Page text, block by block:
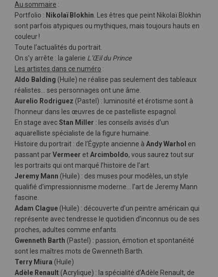
Au sommaire :
Portfolio : Nikolaï Blokhin . Les êtres que peint Nikolaï Blokhin
sont parfois atypiques ou mythiques, mais toujours hauts en
couleur !
Toute l'actualités du portrait.
On s’y arrête : la galerie L’Œil du Prince
Les artistes dans ce numéro :
Aldo Balding (Huile) ne réalise pas seulement des tableaux
réalistes… ses personnages ont une âme.
Aurelio Rodriguez (Pastel) : luminosité et érotisme sont à
l’honneur dans les œuvres de ce pastelliste espagnol.
En stage avecStan Miller : les conseils avisés d’un
aquarelliste spécialiste de la figure humaine.
Histoire du portrait : de l’Égypte ancienne à Andy Warhol en
passant parVermeer etArcimboldo, vous saurez tout sur
les portraits qui ont marqué l’histoire de l’art.
Jeremy Mann (Huile) : des muses pour modèles, un style
qualifié d’impressionnisme moderne… l’art de Jeremy Mann
fascine.
Adam Clague (Huile) : découverte d’un peintre américain qui
représente avec tendresse le quotidien d’inconnus ou de ses
proches, adultes comme enfants.
Gwenneth Barth (Pastel) : passion, émotion et spontanéité
sont les maîtres mots de Gwenneth Barth.
Terry Miura (Huile)
Adèle Renault (Acrylique) : la spécialité d’Adèle Renault, de